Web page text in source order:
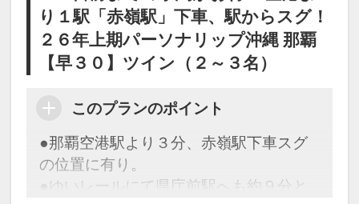
り１駅「赤嶺駅」下車、駅からスグ！
２６年上期パーソナリップ沖縄 那覇
【早３０】ツイン（２～３名）
このプランのポイント
●那覇空港駅より３分、赤嶺駅下車スグ
の位置に有り。
●ゆいレールにて県庁前駅へも約９分と